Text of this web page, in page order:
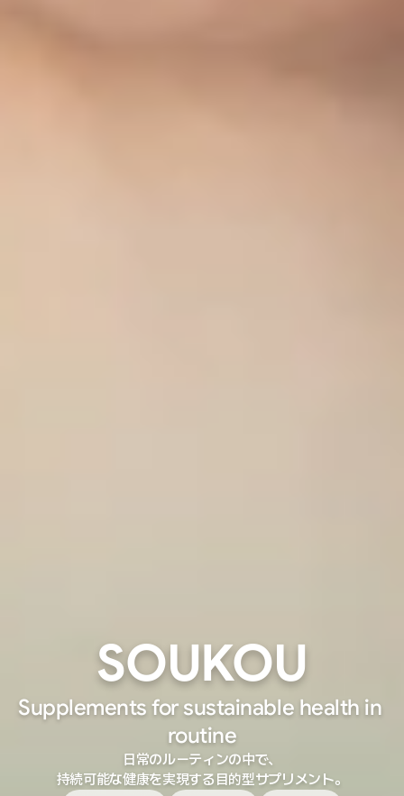
SOUKOU
Supplements for sustainable health in
routine
日常のルーティンの中で、
持続可能な健康を実現する目的型サプリメント。